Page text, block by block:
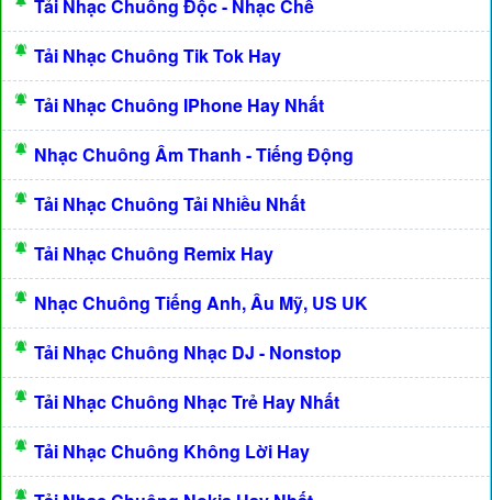
Tải Nhạc Chuông Độc - Nhạc Chế
Tải Nhạc Chuông Tik Tok Hay
Tải Nhạc Chuông IPhone Hay Nhất
Nhạc Chuông Âm Thanh - Tiếng Động
Tải Nhạc Chuông Tải Nhiều Nhất
Tải Nhạc Chuông Remix Hay
Nhạc Chuông Tiếng Anh, Âu Mỹ, US UK
Tải Nhạc Chuông Nhạc DJ - Nonstop
Tải Nhạc Chuông Nhạc Trẻ Hay Nhất
Tải Nhạc Chuông Không Lời Hay